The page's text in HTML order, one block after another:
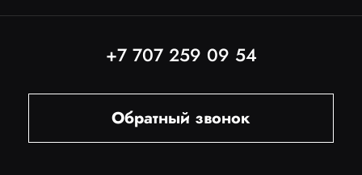
+7 707 259 09 54
Обратный звонок